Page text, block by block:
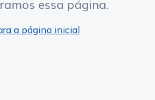
essa página.
a página inicial